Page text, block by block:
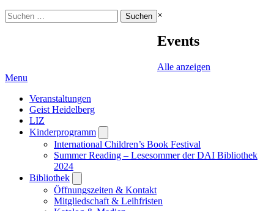
Suchen
nach:
×
Events
Alle anzeigen
Menu
Veranstaltungen
Geist Heidelberg
LIZ
Kinderprogramm
submenu
International Children’s Book Festival
Summer Reading – Lesesommer der DAI Bibliothek
2024
Bibliothek
submenu
Öffnungszeiten & Kontakt
Mitgliedschaft & Leihfristen